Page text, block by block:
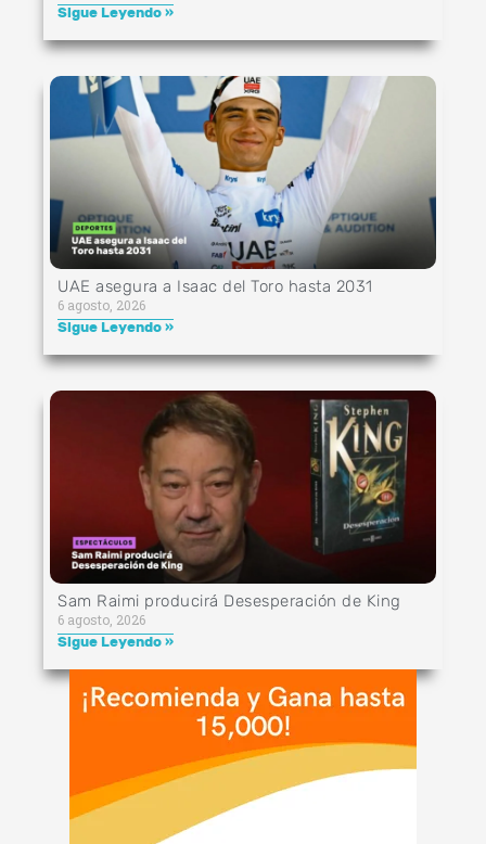
Sigue Leyendo »
UAE asegura a Isaac del Toro hasta 2031
6 agosto, 2026
Sigue Leyendo »
Sam Raimi producirá Desesperación de King
6 agosto, 2026
Sigue Leyendo »